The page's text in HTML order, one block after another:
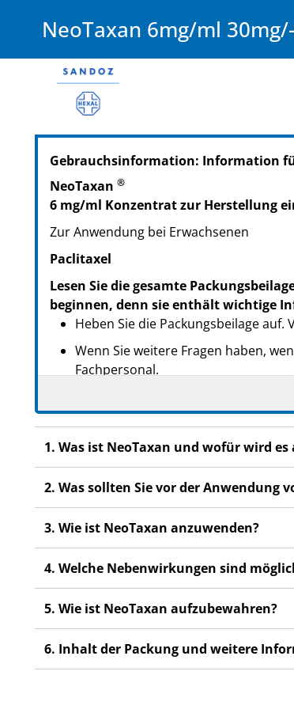
NeoTaxan 6mg/ml
PZN: 03062711
PPN: 110306271181
NTIN: 04150030627114
PZN: 03063188
NTIN: 04150030631883
PZN: 03062705
PPN: 110306270518
NTIN: 04150030627053
Gebrauchsinformation: Information
NeoTaxan ®
6 mg/ml Konzentrat zur Herstellung
Zur Anwendung bei Erwachsenen
Paclitaxel
Lesen Sie die gesamte
beginnen, denn sie enthält wichtige
Heben Sie die Packungsbeilage
Wenn Sie weitere Fragen haben,
Fachpersonal.
Wenn Sie Nebenwirkungen
Fachpersonal. Dies gilt auch für
1. Was ist NeoTaxan und wofür wird es
2. Was sollten Sie vor der Anwendung
3. Wie ist NeoTaxan anzuwenden?
4. Welche Nebenwirkungen sind
5. Wie ist NeoTaxan aufzubewahren?
6. Inhalt der Packung und weitere